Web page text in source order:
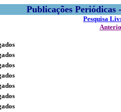
Publicações
Pesquisa